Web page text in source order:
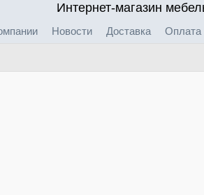
Интернет-магазин
Новости Доставка Оплата